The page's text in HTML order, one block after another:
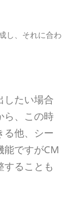
し、それに合わ
したい場合
ら、この時
る他、シー
能ですがCM
ることも